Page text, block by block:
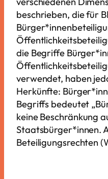
beschrieben, die für
die Begriffe
verwendet, haben
Herkünfte:
Begriffs bedeutet
keine Beschränkung
Staatsbürger*innen.
Beteiligungsrechten